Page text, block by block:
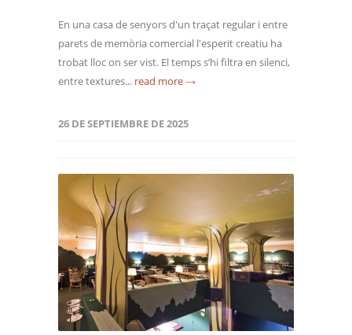
En una casa de senyors d'un traçat regular i entre
parets de memòria comercial l'esperit creatiu ha
trobat lloc on ser vist. El temps s’hi filtra en silenci,
entre textures... read more →
26 DE SEPTIEMBRE DE 2025